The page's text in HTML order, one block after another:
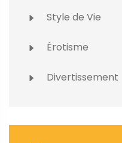
Style de Vie
Érotisme
Divertissement